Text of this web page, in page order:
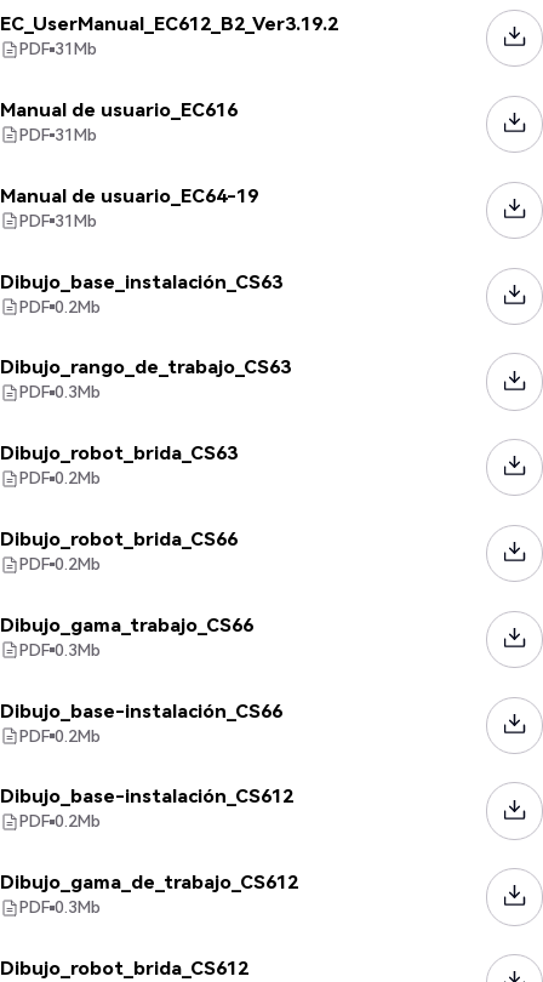
EC_UserManual_EC612_B2_Ver3.19.2
PDF 31Mb
Manual de usuario_EC616
PDF 31Mb
Manual de usuario_EC64-19
PDF 31Mb
Dibujo_base_instalación_CS63
PDF 0.2Mb
Dibujo_rango_de_trabajo_CS63
PDF 0.3Mb
Dibujo_robot_brida_CS63
PDF 0.2Mb
Dibujo_robot_brida_CS66
PDF 0.2Mb
Dibujo_gama_trabajo_CS66
PDF 0.3Mb
Dibujo_base-instalación_CS66
PDF 0.2Mb
Dibujo_base-instalación_CS612
PDF 0.2Mb
Dibujo_gama_de_trabajo_CS612
PDF 0.3Mb
Dibujo_robot_brida_CS612